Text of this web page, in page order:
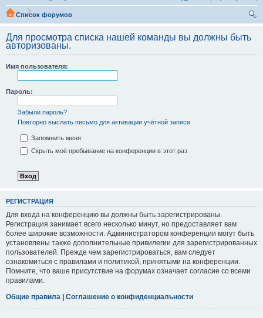
Список форумов
Для просмотра списка нашей команды вы должны быть
авторизованы.
Имя пользователя:
Пароль:
Забыли пароль?
Повторно выслать письмо для активации учётной записи
Запомнить меня
Скрыть моё пребывание на конференции в этот раз
РЕГИСТРАЦИЯ
Для входа на конференцию вы должны быть зарегистрированы.
Регистрация занимает всего несколько минут, но предоставляет вам
более широкие возможности. Администратором конференции могут быть
установлены также дополнительные привилегии для зарегистрированных
пользователей. Прежде чем зарегистрироваться, вам следует
ознакомиться с правилами и политикой, принятыми на конференции.
Помните, что ваше присутствие на форумах означает согласие со всеми
правилами.
Общие правила
Соглашение о конфиденциальности